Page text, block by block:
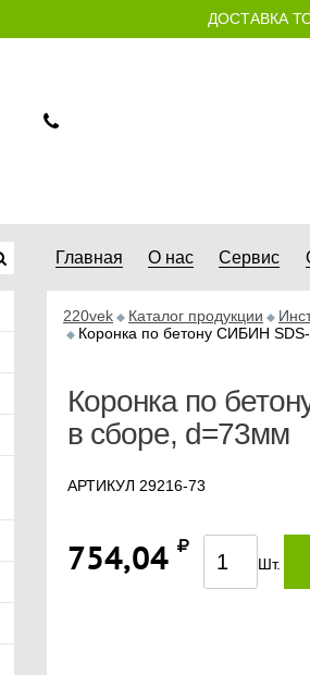
ДОСТАВКА
Главная О нас Сервис
220vek Каталог продукции
Коронка по бетону СИБИН
Коронка по
в сборе, d=73мм
АРТИКУЛ 29216-73
754,04 Шт.